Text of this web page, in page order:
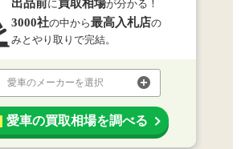
出品前に 買取相場が分かる！
3000社の中から最高入札店の
みとやり取りで完結。
愛車のメーカーを選択
愛車の買取相場を調べる